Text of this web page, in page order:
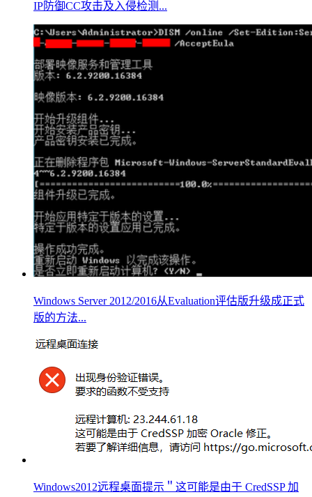
IP防御CC攻击及入侵检测...
Windows Server 2012/2016从Evaluation评估版升级成正式
版的方法...
Windows2012远程桌面提示＂这可能是由于 CredSSP 加